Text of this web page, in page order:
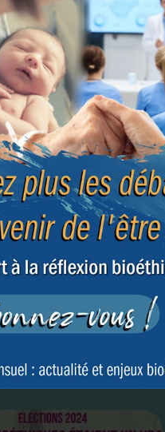
– Belgique : vers
d’une sépulture
fœtus né sans vie, quel
âge gestationnel ?